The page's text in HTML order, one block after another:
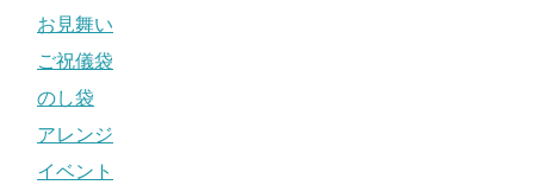
お見舞い
ご祝儀袋
のし袋
アレンジ
イベント